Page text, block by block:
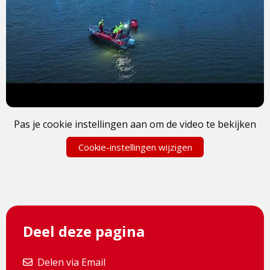
Pas je cookie instellingen aan om de video te bekijken
Cookie-instellingen wijzigen
Deel deze pagina
Delen via Email
Delen via Email